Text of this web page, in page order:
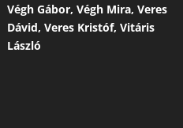
Végh Gábor, Végh Mira, Veres
Dávid, Veres Kristóf, Vitáris
László